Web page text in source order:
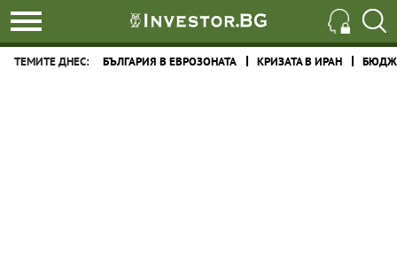
ТЕМИТЕ ДНЕС: БЪЛГАРИЯ В ЕВРОЗОНАТА КРИЗАТА В ИРАН